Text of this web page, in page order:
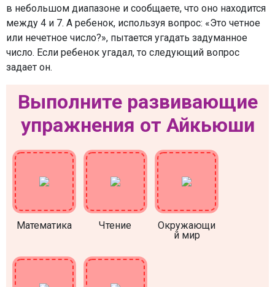
в небольшом диапазоне и сообщаете, что оно находится
между 4 и 7. А ребенок, используя вопрос: «Это четное
или нечетное число?», пытается угадать задуманное
число. Если ребенок угадал, то следующий вопрос
задает он.
Выполните развивающие
упражнения от Айкьюши
Математика Чтение
Окружающи
й мир